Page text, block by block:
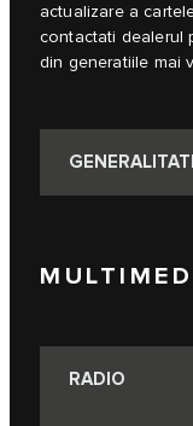
actualizare a
contactati dealerul
din generatiile mai
GENERALITATI
RADIO